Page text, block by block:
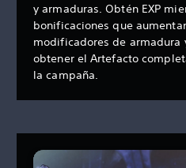
y armaduras. Obtén EXP
bonificaciones que
modificadores de armadura
obtener el Artefacto
la campaña.